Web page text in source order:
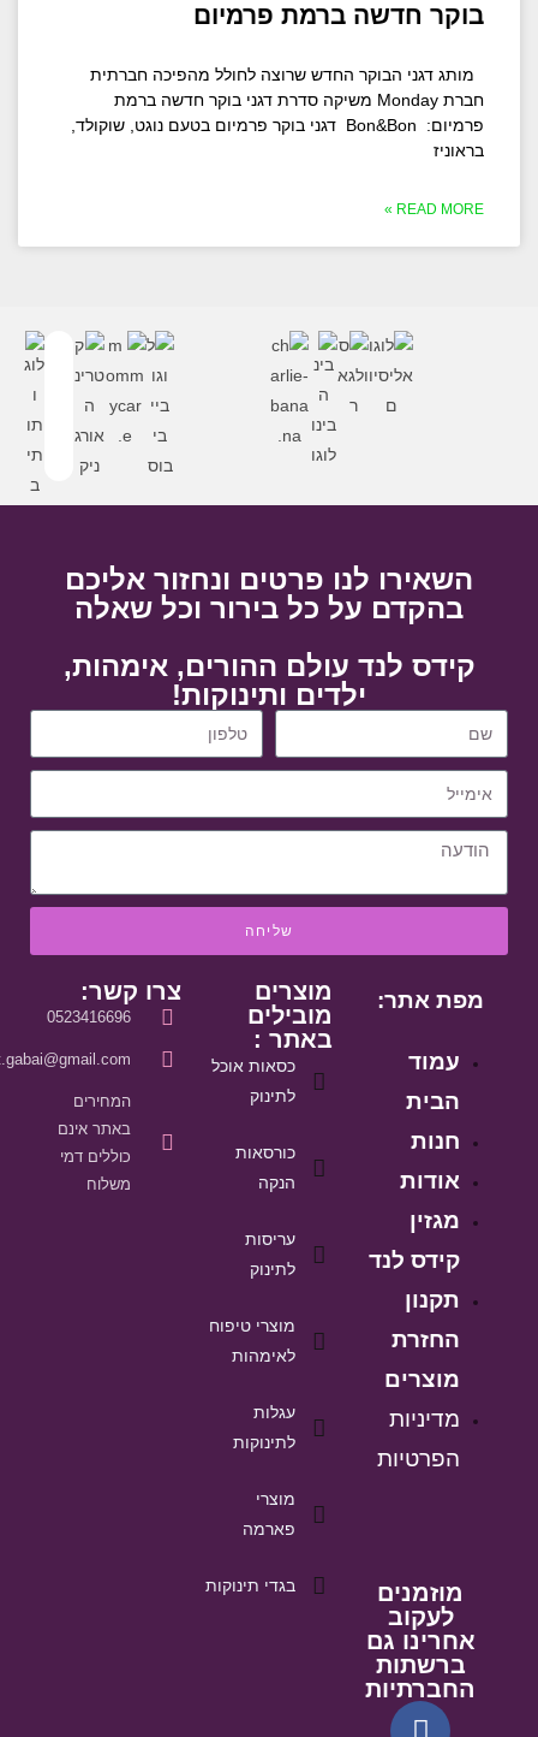
בוקר חדשה ברמת פרמיום
מותג דגני הבוקר החדש שרוצה לחולל מהפיכה חברתית
חברת Monday משיקה סדרת דגני בוקר חדשה ברמת
פרמיום: Bon&Bon דגני בוקר פרמיום בטעם נוגט, שוקולד,
בראוניז
READ MORE »
השאירו לנו פרטים ונחזור אליכם
בהקדם על כל בירור וכל שאלה
קידס לנד עולם ההורים, אימהות,
ילדים ותינוקות!
שליחה
מפת אתר:
עמוד
הבית
חנות
אודות
מגזין
קידס לנד
תקנון
החזרת
מוצרים
מדיניות
הפרטיות
מוזמנים
לעקוב
אחרינו גם
ברשתות
החברתיות
מוצרים
מובילים
באתר :
כסאות אוכל
לתינוק
כורסאות
הנקה
עריסות
לתינוק
מוצרי טיפוח
לאימהות
עגלות
לתינוקות
מוצרי
פארמה
בגדי תינוקות
צרו קשר:
0523416696
המחירים
באתר אינם
כוללים דמי
משלוח